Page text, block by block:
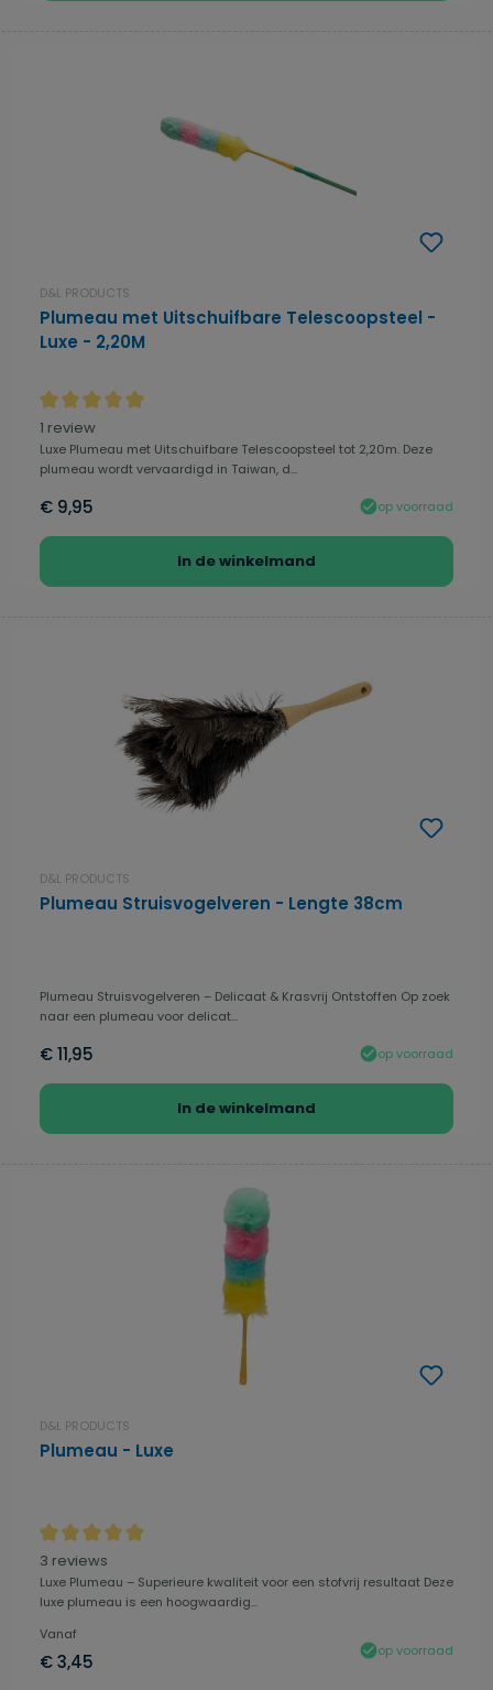
D&L PRODUCTS
Plumeau met Uitschuifbare Telescoopsteel -
Luxe - 2,20M
Gemiddelde waardering van 5 van 5 sterren
1 review
Luxe Plumeau met Uitschuifbare Telescoopsteel tot 2,20m. Deze
plumeau wordt vervaardigd in Taiwan, d...
€ 9,95 op voorraad
In de winkelmand
D&L PRODUCTS
Plumeau Struisvogelveren - Lengte 38cm
Plumeau Struisvogelveren – Delicaat & Krasvrij Ontstoffen Op zoek
naar een plumeau voor delicat...
€ 11,95 op voorraad
In de winkelmand
D&L PRODUCTS
Plumeau - Luxe
Gemiddelde waardering van 5 van 5 sterren
3 reviews
Luxe Plumeau – Superieure kwaliteit voor een stofvrij resultaat Deze
luxe plumeau is een hoogwaardig...
Vanaf
€ 3,45
op voorraad